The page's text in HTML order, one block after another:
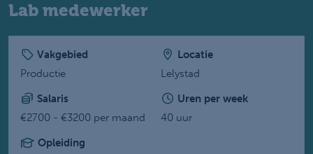
Lab medewerker
Vakgebied
Productie
Locatie
Lelystad
Salaris
€2700 - €3200 per maand
Uren per week
40 uur
Opleiding